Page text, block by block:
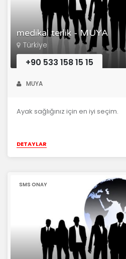
medikal terlik - MUYA
Türkiye
+90 533 158 15 15
MUYA
Ayak sağlığınız için en iyi seçim.
DETAYLAR
SMS ONAY